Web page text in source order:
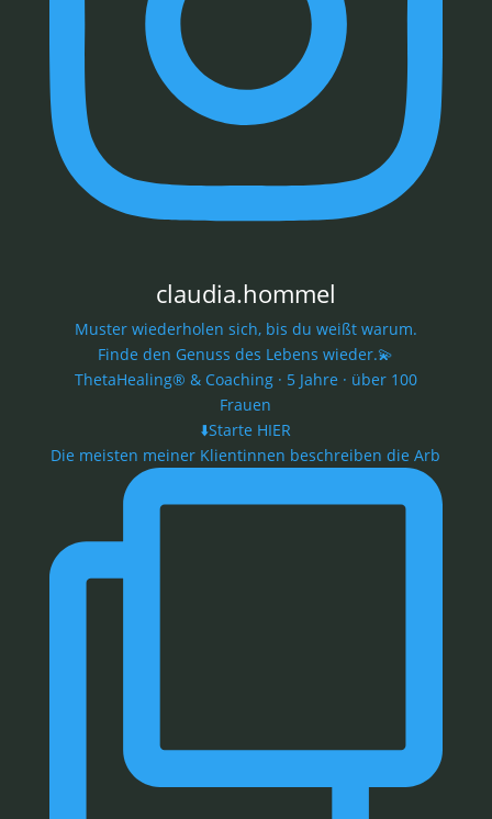
claudia.hommel
Muster wiederholen sich, bis du weißt warum.
Finde den Genuss des Lebens wieder.💫
ThetaHealing® & Coaching · 5 Jahre · über 100
Frauen
⬇️Starte HIER
Die meisten meiner Klientinnen beschreiben die Arb